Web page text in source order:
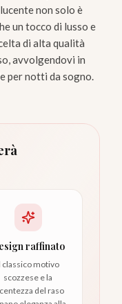
non solo è
un tocco di lusso e
di alta qualità
avvolgendovi in
per notti da sogno.
raffinato
classico motivo
scozzese e la
del raso